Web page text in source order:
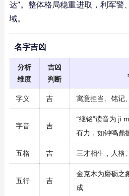
达”。整体格局稳重进取，利军警
域。
名字吉凶
分析
维度
吉凶
判断
字义 吉 寓意担当、铭记
字音 吉
“继铭”读音为 jì
有力，如钟鸣鼎
五格 吉 三才相生，人格
五行 吉
金克木为磨砺之
成